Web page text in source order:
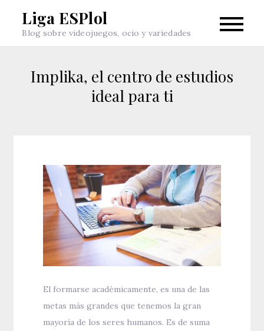
Liga ESPlol
Blog sobre videojuegos, ocio y variedades
Implika, el centro de estudios
ideal para ti
El formarse académicamente, es una de las
metas más grandes que tenemos la gran
mayoría de los seres humanos. Es de suma